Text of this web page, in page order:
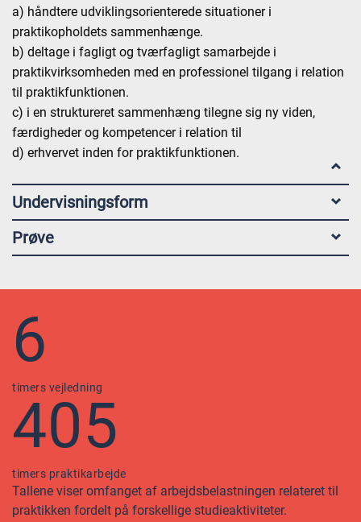
a) håndtere udviklingsorienterede situationer i
praktikopholdets sammenhænge.
b) deltage i fagligt og tværfagligt samarbejde i
praktikvirksomheden med en professionel tilgang i relation
til praktikfunktionen.
c) i en struktureret sammenhæng tilegne sig ny viden,
færdigheder og kompetencer i relation til
d) erhvervet inden for praktikfunktionen.
Undervisningsform
Prøve
6
timers vejledning
405
timers praktikarbejde
Tallene viser omfanget af arbejdsbelastningen relateret til
praktikken fordelt på forskellige studieaktiviteter.